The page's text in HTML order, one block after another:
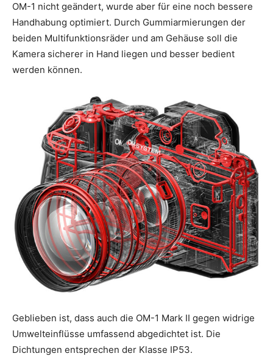
OM-1 nicht geändert, wurde aber für eine noch bessere
Handhabung optimiert. Durch Gummiarmierungen der
beiden Multifunktionsräder und am Gehäuse soll die
Kamera sicherer in Hand liegen und besser bedient
werden können.
Geblieben ist, dass auch die OM-1 Mark II gegen widrige
Umwelteinflüsse umfassend abgedichtet ist. Die
Dichtungen entsprechen der Klasse IP53.